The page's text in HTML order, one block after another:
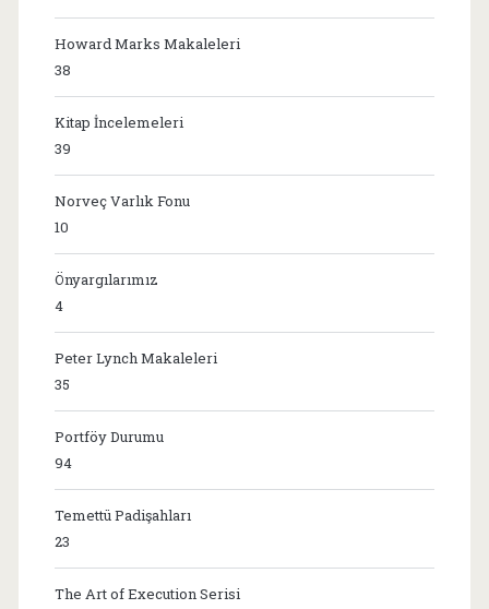
Howard Marks Makaleleri
38
Kitap İncelemeleri
39
Norveç Varlık Fonu
10
Önyargılarımız
4
Peter Lynch Makaleleri
35
Portföy Durumu
94
Temettü Padişahları
23
The Art of Execution Serisi